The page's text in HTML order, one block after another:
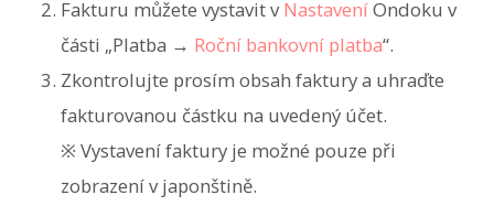
Fakturu můžete vystavit vNastaveníOndoku v
části „Platba → Roční bankovní platba“.
Zkontrolujte prosím obsah faktury a uhraďte
fakturovanou částku na uvedený účet.
※ Vystavení faktury je možné pouze při
zobrazení v japonštině.